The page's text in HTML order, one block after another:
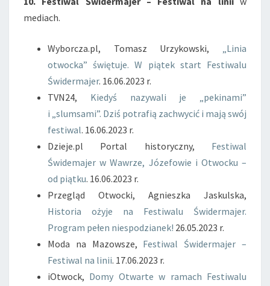
mediach.
Wyborcza.pl, Tomasz Urzykowski, „Linia
otwocka” świętuje. W piątek start Festiwalu
Świdermajer. 16.06.2023 r.
TVN24, Kiedyś nazywali je „pekinami”
i „slumsami”. Dziś potrafią zachwycić i mają swój
festiwal. 16.06.2023 r.
Dzieje.pl Portal historyczny, Festiwal
Świdemajer w Wawrze, Józefowie i Otwocku –
od piątku. 16.06.2023 r.
Przegląd Otwocki, Agnieszka Jaskulska,
Historia ożyje na Festiwalu Świdermajer.
Program pełen niespodzianek! 26.05.2023 r.
Moda na Mazowsze, Festiwal Świdermajer –
Festiwal na linii. 17.06.2023 r.
iOtwock, Domy Otwarte w ramach Festiwalu